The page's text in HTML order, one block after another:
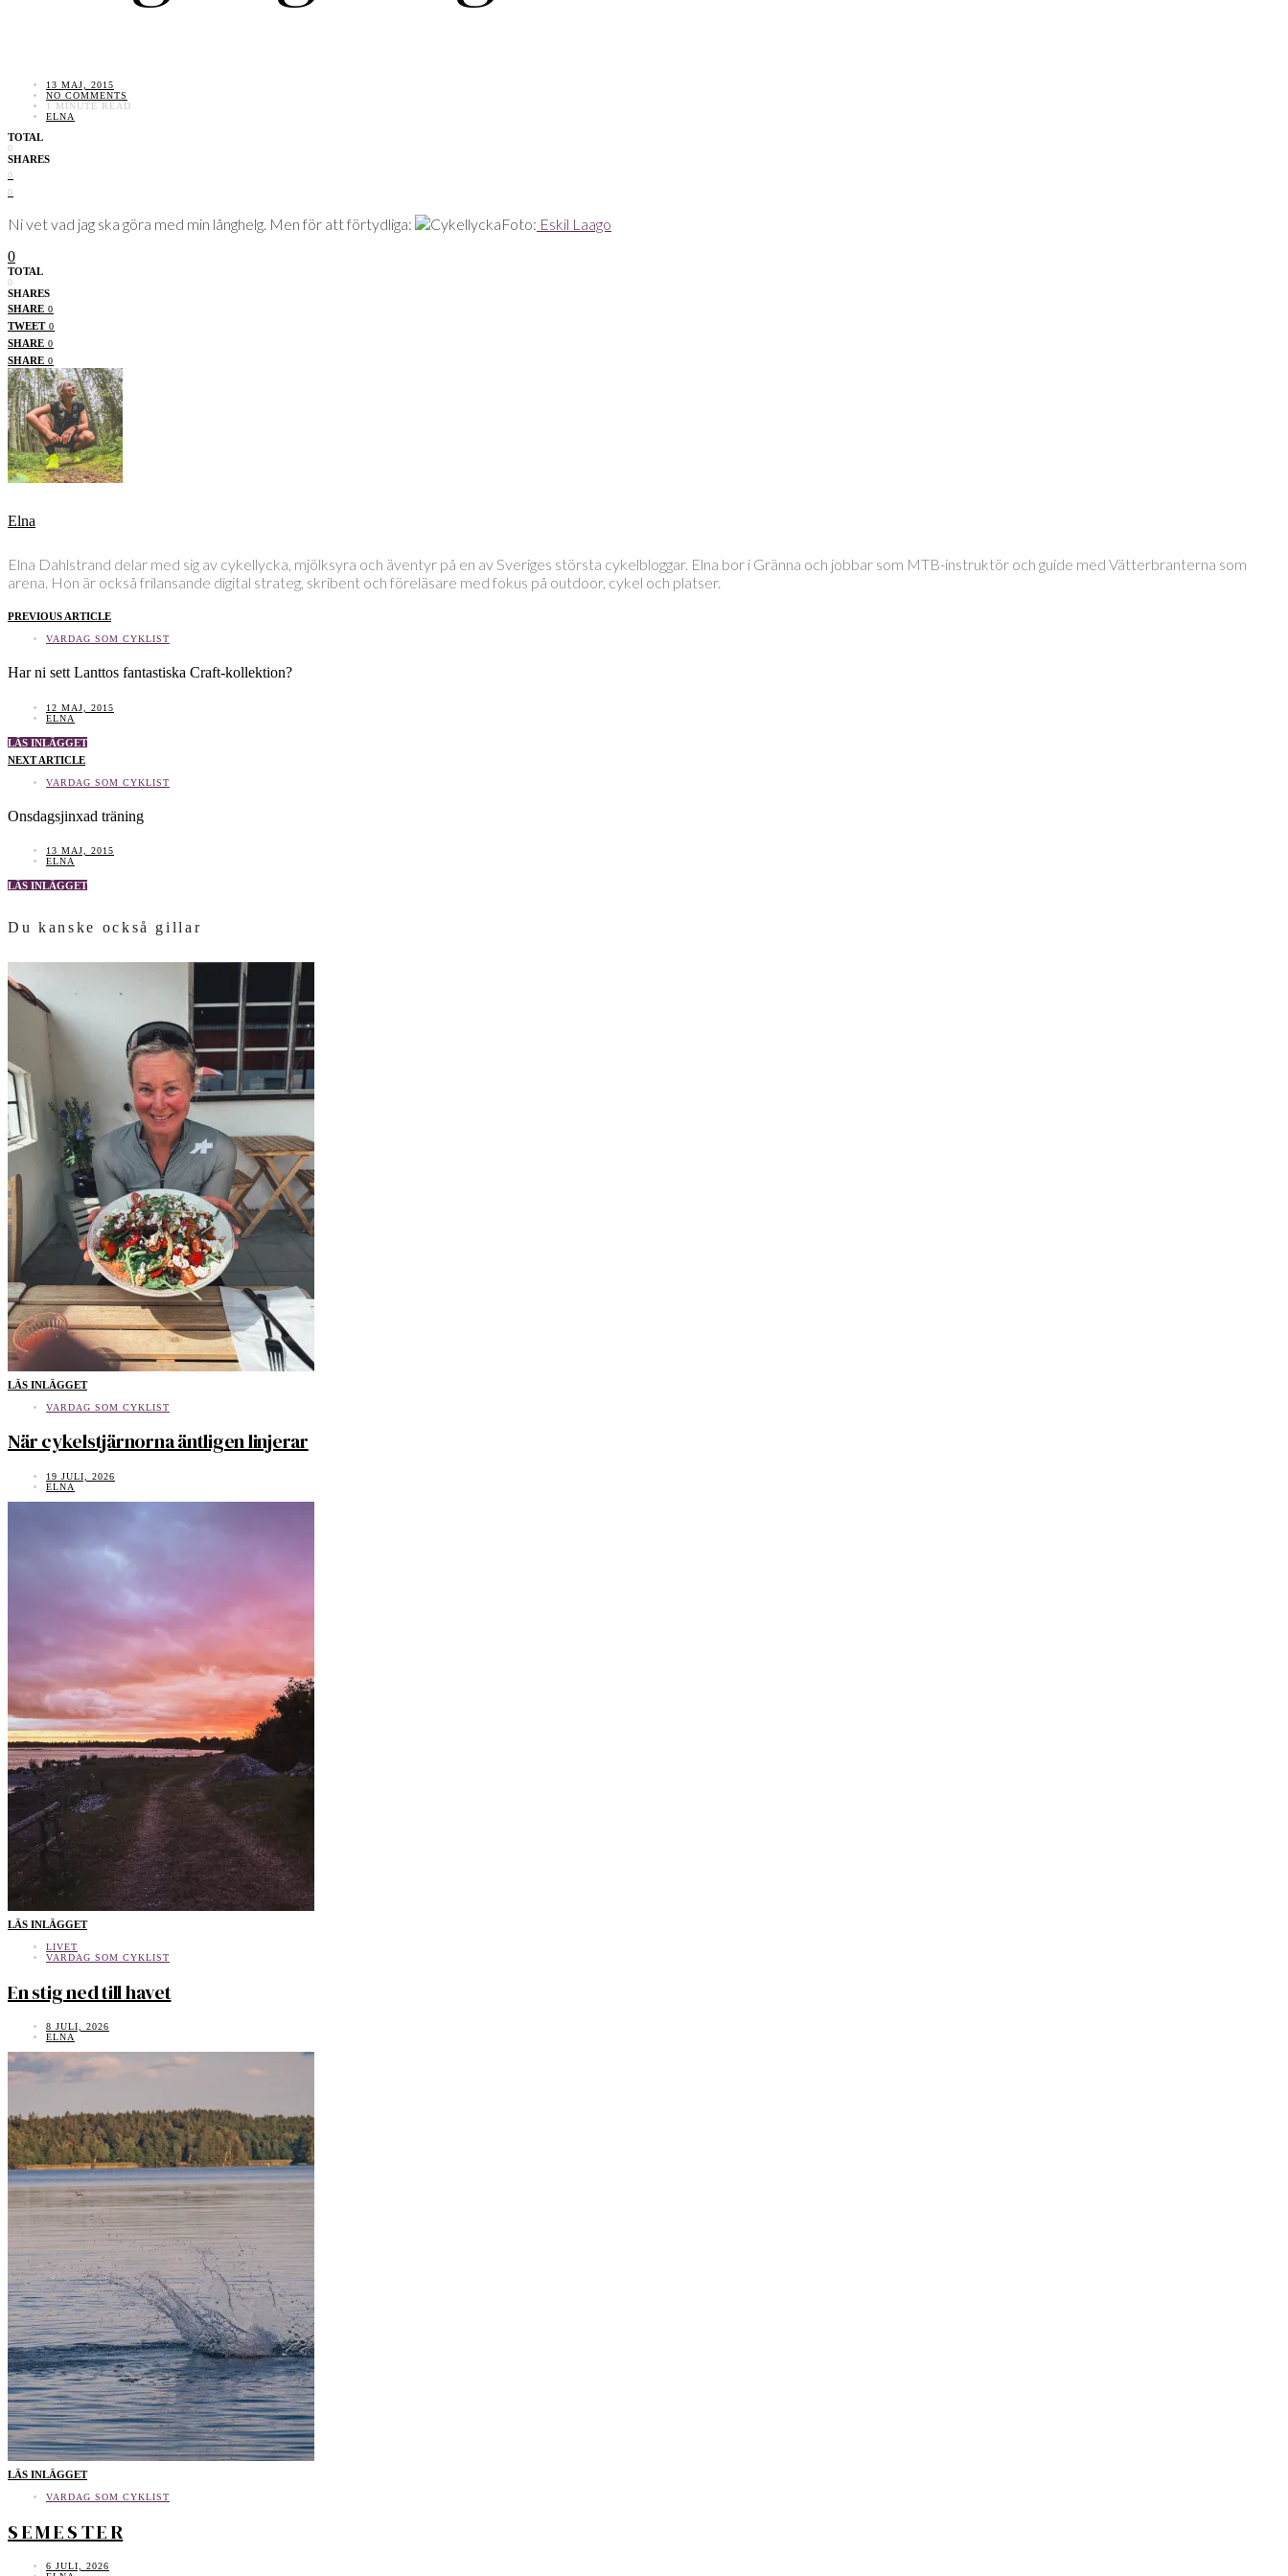
13 MAJ, 2015
NO COMMENTS
1 MINUTE READ
ELNA
TOTAL
0
SHARES
0
0
Ni vet vad jag ska göra med min långhelg. Men för att förtydliga: Foto: Eskil Laago
0
TOTAL
0
SHARES
SHARE 0
TWEET 0
SHARE 0
SHARE 0
Elna
Elna Dahlstrand delar med sig av cykellycka, mjölksyra och äventyr på en av Sveriges största cykelbloggar. Elna bor i Gränna och jobbar som MTB-instruktör och guide med Vätterbranterna som
arena. Hon är också frilansande digital strateg, skribent och föreläsare med fokus på outdoor, cykel och platser.
PREVIOUS ARTICLE
VARDAG SOM CYKLIST
Har ni sett Lanttos fantastiska Craft-kollektion?
12 MAJ, 2015
ELNA
LÄS INLÄGGET
NEXT ARTICLE
VARDAG SOM CYKLIST
Onsdagsjinxad träning
13 MAJ, 2015
ELNA
LÄS INLÄGGET
Du kanske också gillar
LÄS INLÄGGET
VARDAG SOM CYKLIST
När cykelstjärnorna äntligen linjerar
19 JULI, 2026
ELNA
LÄS INLÄGGET
LIVET
VARDAG SOM CYKLIST
En stig ned till havet
8 JULI, 2026
ELNA
LÄS INLÄGGET
VARDAG SOM CYKLIST
S E M E S T E R
6 JULI, 2026